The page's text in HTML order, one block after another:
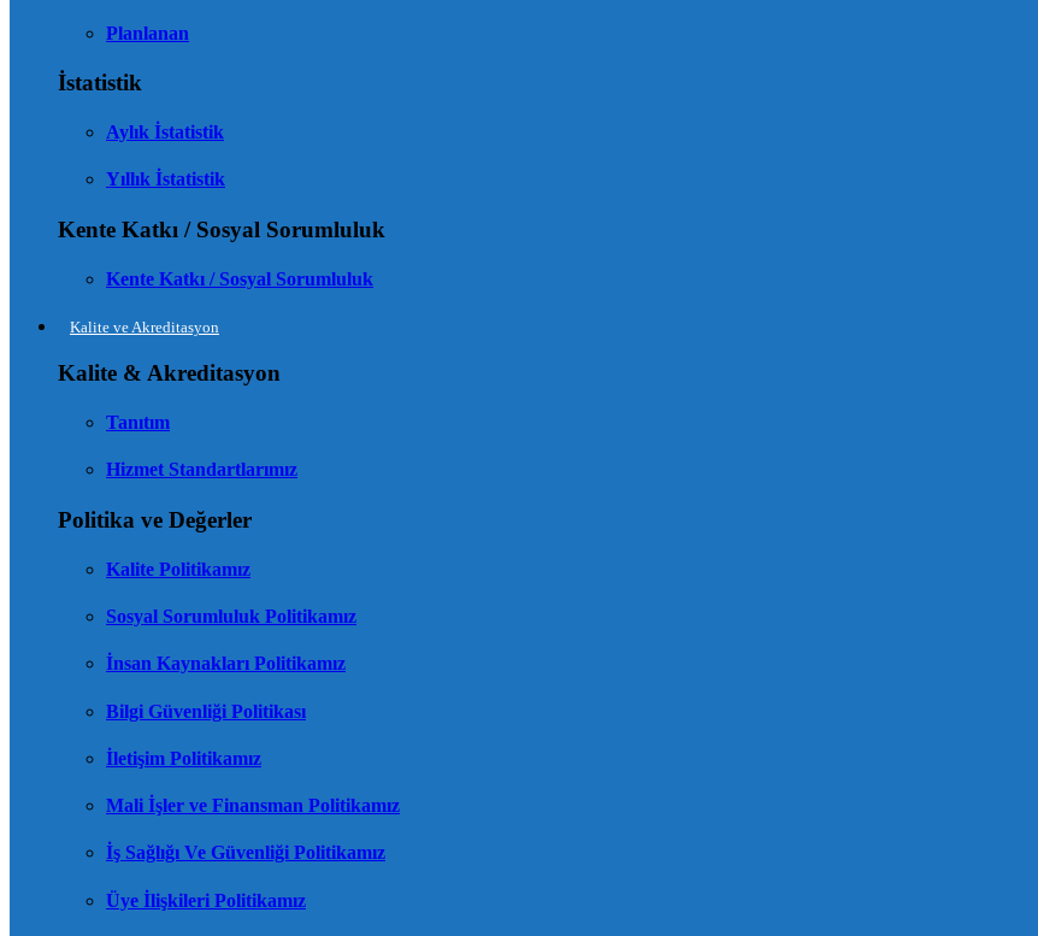
Planlanan
İstatistik
Aylık İstatistik
Yıllık İstatistik
Kente Katkı / Sosyal Sorumluluk
Kente Katkı / Sosyal Sorumluluk
Kalite ve Akreditasyon
Kalite & Akreditasyon
Tanıtım
Hizmet Standartlarımız
Politika ve Değerler
Kalite Politikamız
Sosyal Sorumluluk Politikamız
İnsan Kaynakları Politikamız
Bilgi Güvenliği Politikası
İletişim Politikamız
Mali İşler ve Finansman Politikamız
İş Sağlığı Ve Güvenliği Politikamız
Üye İlişkileri Politikamız